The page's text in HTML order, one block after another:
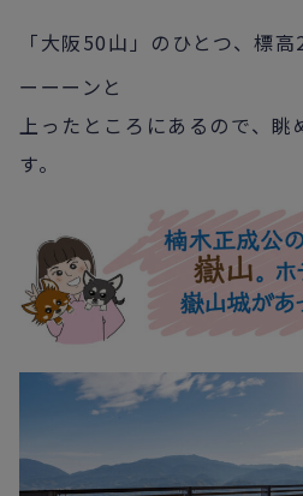
「大阪50山」のひとつ、標
ーーーンと
上ったところにあるので、眺
す。